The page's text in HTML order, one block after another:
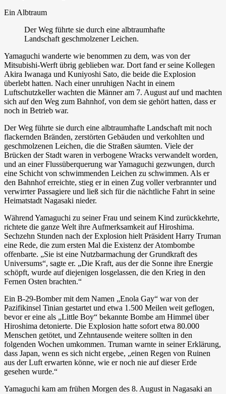
Ein Albtraum
Der Weg führte sie durch eine albtraumhafte
Landschaft geschmolzener Leichen.
Yamaguchi wanderte wie benommen zu dem, was von der
Mitsubishi-Werft übrig geblieben war. Dort fand er seine Kollegen
Akira Iwanaga und Kuniyoshi Sato, die beide die Explosion
überlebt hatten. Nach einer unruhigen Nacht in einem
Luftschutzkeller wachten die Männer am 7. August auf und machten
sich auf den Weg zum Bahnhof, von dem sie gehört hatten, dass er
noch in Betrieb war.
Der Weg führte sie durch eine albtraumhafte Landschaft mit noch
flackernden Bränden, zerstörten Gebäuden und verkohlten und
geschmolzenen Leichen, die die Straßen säumten. Viele der
Brücken der Stadt waren in verbogene Wracks verwandelt worden,
und an einer Flussüberquerung war Yamaguchi gezwungen, durch
eine Schicht von schwimmenden Leichen zu schwimmen. Als er
den Bahnhof erreichte, stieg er in einen Zug voller verbrannter und
verwirrter Passagiere und ließ sich für die nächtliche Fahrt in seine
Heimatstadt Nagasaki nieder.
Während Yamaguchi zu seiner Frau und seinem Kind zurückkehrte,
richtete die ganze Welt ihre Aufmerksamkeit auf Hiroshima.
Sechzehn Stunden nach der Explosion hielt Präsident Harry Truman
eine Rede, die zum ersten Mal die Existenz der Atombombe
offenbarte. „Sie ist eine Nutzbarmachung der Grundkraft des
Universums“, sagte er. „Die Kraft, aus der die Sonne ihre Energie
schöpft, wurde auf diejenigen losgelassen, die den Krieg in den
Fernen Osten brachten.“
Ein B-29-Bomber mit dem Namen „Enola Gay“ war von der
Pazifikinsel Tinian gestartet und etwa 1.500 Meilen weit geflogen,
bevor er eine als „Little Boy“ bekannte Bombe am Himmel über
Hiroshima detonierte. Die Explosion hatte sofort etwa 80.000
Menschen getötet, und Zehntausende weitere sollten in den
folgenden Wochen umkommen. Truman warnte in seiner Erklärung,
dass Japan, wenn es sich nicht ergebe, „einen Regen von Ruinen
aus der Luft erwarten könne, wie er noch nie auf dieser Erde
gesehen wurde.“
Yamaguchi kam am frühen Morgen des 8. August in Nagasaki an